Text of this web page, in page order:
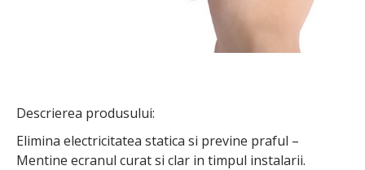
Descrierea produsului:
Elimina electricitatea statica si previne praful –
Mentine ecranul curat si clar in timpul instalarii.